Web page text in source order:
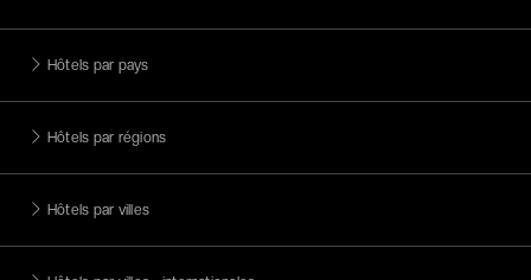
Hôtels par pays
Hôtels par régions
Hôtels par villes